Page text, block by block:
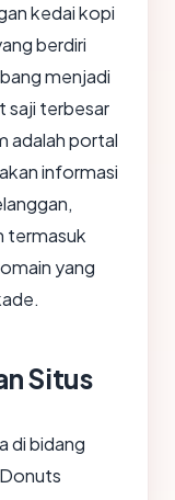
kedai kopi
berdiri
menjadi
saji terbesar
adalah portal
informasi
termasuk
yang
Situs
di bidang